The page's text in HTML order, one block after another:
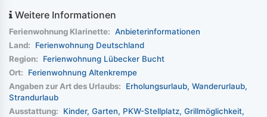
Weitere Informationen
Ferienwohnung Klarinette: Anbieterinformationen
Land:
Ferienwohnung Deutschland
Region:
Ferienwohnung Lübecker Bucht
Ort:
Ferienwohnung Altenkrempe
Angaben zur Art des Urlaubs:
Erholungsurlaub Wanderurlaub
Strandurlaub
Ausstattung:
Kinder Garten PKW-Stellplatz Grillmöglichkeit